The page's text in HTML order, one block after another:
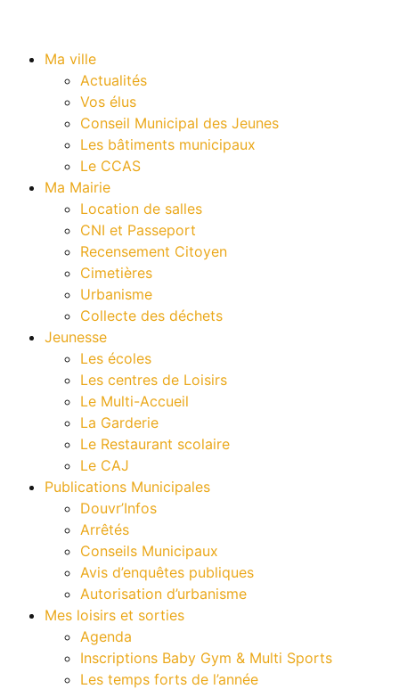
Ma ville
Actualités
Vos élus
Conseil Municipal des Jeunes
Les bâtiments municipaux
Le CCAS
Ma Mairie
Location de salles
CNI et Passeport
Recensement Citoyen
Cimetières
Urbanisme
Collecte des déchets
Jeunesse
Les écoles
Les centres de Loisirs
Le Multi-Accueil
La Garderie
Le Restaurant scolaire
Le CAJ
Publications Municipales
Douvr’Infos
Arrêtés
Conseils Municipaux
Avis d’enquêtes publiques
Autorisation d’urbanisme
Mes loisirs et sorties
Agenda
Inscriptions Baby Gym & Multi Sports
Les temps forts de l’année